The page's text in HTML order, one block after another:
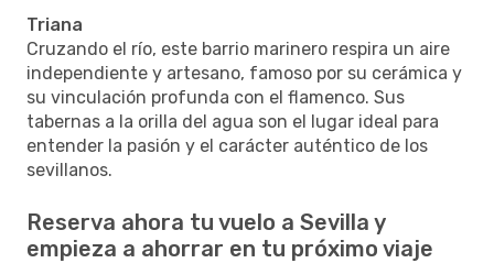
Triana
Cruzando el río, este barrio marinero respira un aire
independiente y artesano, famoso por su cerámica y
su vinculación profunda con el flamenco. Sus
tabernas a la orilla del agua son el lugar ideal para
entender la pasión y el carácter auténtico de los
sevillanos.
Reserva ahora tu vuelo a Sevilla y
empieza a ahorrar en tu próximo viaje